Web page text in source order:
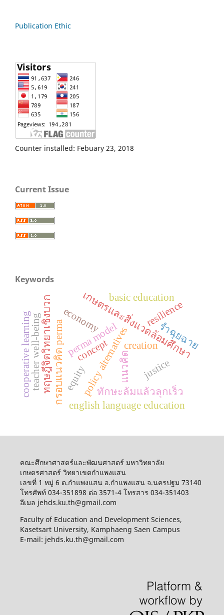
Publication Ethic
Counter installed: Febuary 23, 2018
Current Issue
Keywords
เกษตรและสิ่งแวดล้อมศึกษา
resilience
policy alternatives
english language education
basic education
equity justice
ทักษะล้มแล้วลุกเร็ว
กรอบแนวคิด perma
ทฤษฎีจิตวิทยาเชิงบวก
teacher well-being perma model
cooperative learning แนวคิด
รำฉุยฉาย
concept creation
economy
คณะศึกษาศาสตร์และพัฒนศาสตร์ มหาวิทยาลัย
เกษตรศาสตร์ วิทยาเขตกำแพงแสน
เลขที่ 1 หมู่ 6 ต.กำแพงแสน อ.กำแพงแสน จ.นครปฐม 73140
โทรศัพท์ 034-351898 ต่อ 3571-4 โทรสาร 034-351403
อีเมล jehds.ku.th@gmail.com
Faculty of Education and Development Sciences,
Kasetsart University, Kamphaeng Saen Campus
E-mail: jehds.ku.th@gmail.com